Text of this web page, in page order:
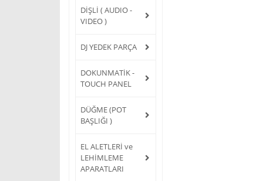
DİŞLİ ( AUDIO -
VIDEO )
DJ YEDEK PARÇA
DOKUNMATİK -
TOUCH PANEL
DÜĞME (POT
BAŞLIĞI )
EL ALETLERİ ve
LEHİMLEME
APARATLARI